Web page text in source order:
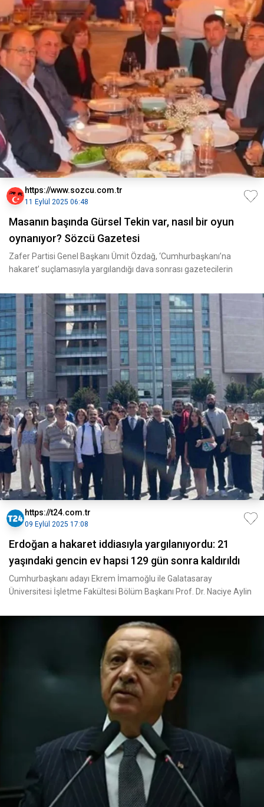
https://www.sozcu.com.tr
11 Eylül 2025 06:48
Masanın başında Gürsel Tekin var, nasıl bir oyun
oynanıyor? Sözcü Gazetesi
Zafer Partisi Genel Başkanı Ümit Özdağ, ‘Cumhurbaşkanı’na
hakaret’ suçlamasıyla yargılandığı dava sonrası gazetecilerin
https://t24.com.tr
09 Eylül 2025 17:08
Erdoğan a hakaret iddiasıyla yargılanıyordu: 21
yaşındaki gencin ev hapsi 129 gün sonra kaldırıldı
Cumhurbaşkanı adayı Ekrem İmamoğlu ile Galatasaray
Üniversitesi İşletme Fakültesi Bölüm Başkanı Prof. Dr. Naciye Aylin